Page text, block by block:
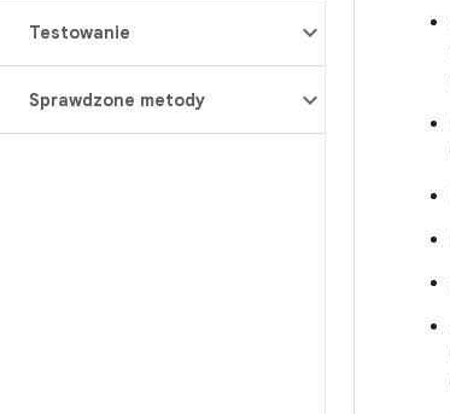
Testowanie
Sprawdzone metody